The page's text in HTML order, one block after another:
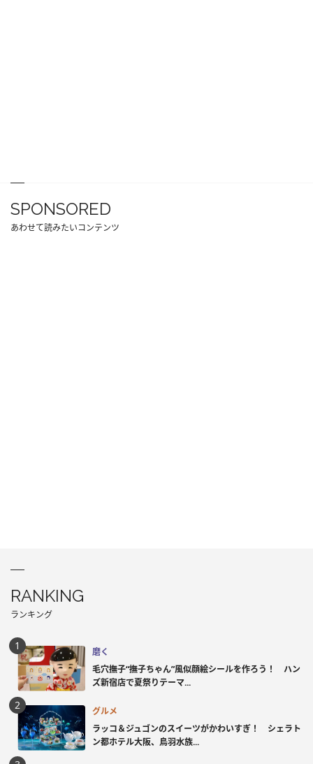
SPONSORED
あわせて読みたいコンテンツ
RANKING
ランキング
磨く
毛穴撫子“撫子ちゃん”風似顔絵シールを作ろう！ ハン
ズ新宿店で夏祭りテーマ...
グルメ
ラッコ＆ジュゴンのスイーツがかわいすぎ！ シェラト
ン都ホテル大阪、鳥羽水族...